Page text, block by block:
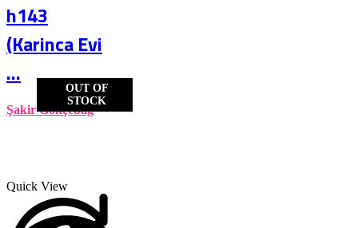
OUT OF
STOCK
h143
(Karinca Evi
...
Şakir Gökçebağ
Quick View